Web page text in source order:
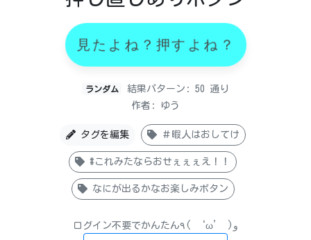
見たよね？押すよね？
ランダム
結果パターン: 50 通り
作者: ゆう
タグを編集 ＃暇人はおしてけ
#これみたならおせぇぇぇえ！！
なにが出るかなお楽しみボタン
ログイン不要でかんたん٩( ‘ω’ )و